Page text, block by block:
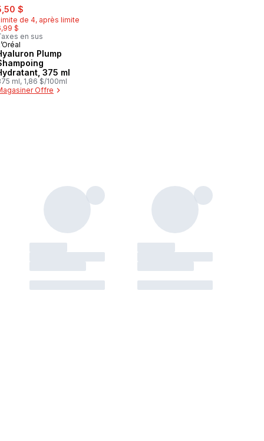
$
de 4, après limite
$
en sus
Plump
375 ml
ml, 1,86 $/100ml
Offre